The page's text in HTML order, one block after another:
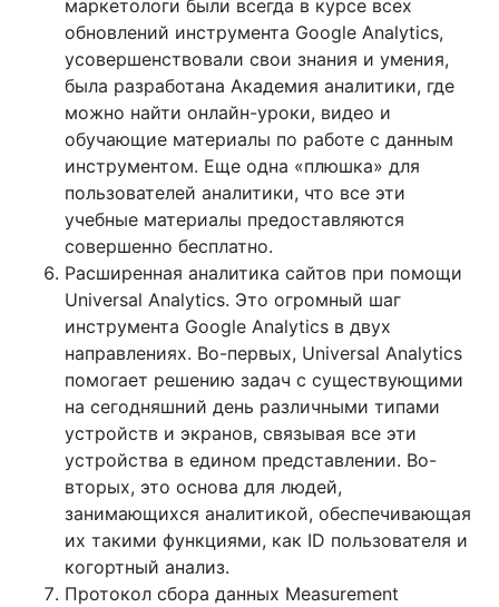
маркетологи были всегда в курсе всех
обновлений инструмента Google Analytics,
усовершенствовали свои знания и умения,
была разработана Академия аналитики, где
можно найти онлайн-уроки, видео и
обучающие материалы по работе с данным
инструментом. Еще одна «плюшка» для
пользователей аналитики, что все эти
учебные материалы предоставляются
совершенно бесплатно.
Расширенная аналитика сайтов при помощи
Universal Analytics. Это огромный шаг
инструмента Google Analytics в двух
направлениях. Во-первых, Universal Analytics
помогает решению задач с существующими
на сегодняшний день различными типами
устройств и экранов, связывая все эти
устройства в едином представлении. Во-
вторых, это основа для людей,
занимающихся аналитикой, обеспечивающая
их такими функциями, как ID пользователя и
когортный анализ.
Протокол сбора данных Measurement